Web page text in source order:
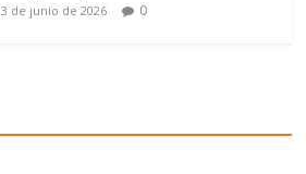
3 de junio de 2026 0